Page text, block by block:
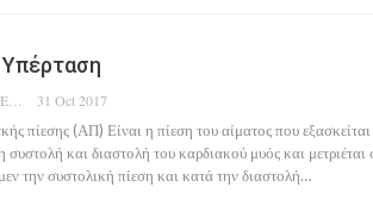
DR. MARIOS THEODOTOU 31 Oct 2017
πίεσης (ΑΠ) Είναι η πίεση του αίματος που
συστολή και διαστολή του καρδιακού μυός και
την συστολική πίεση και κατά την διαστολή…